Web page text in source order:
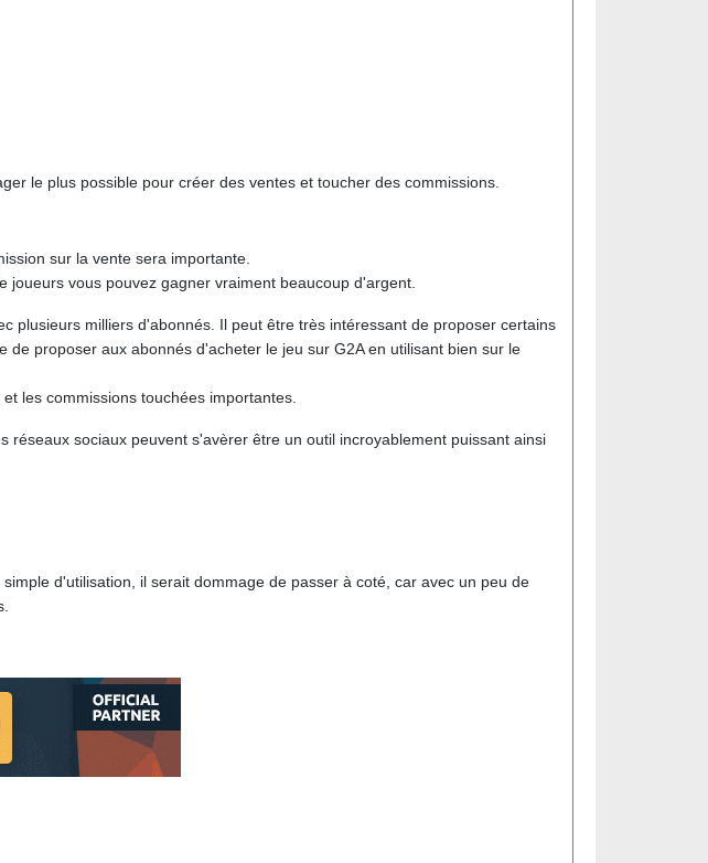
le plus possible pour créer des ventes et toucher des commissions.
sur la vente sera importante.
vous pouvez gagner vraiment beaucoup d'argent.
plusieurs milliers d'abonnés. Il peut être très intéressant de proposer certains
proposer aux abonnés d'acheter le jeu sur G2A en utilisant bien sur le
les commissions touchées importantes.
sociaux peuvent s'avèrer être un outil incroyablement puissant ainsi
d'utilisation, il serait dommage de passer à coté, car avec un peu de